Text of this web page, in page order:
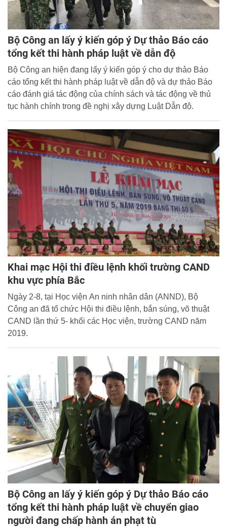
Bộ Công an lấy ý kiến góp ý Dự thảo Báo cáo
tổng kết thi hành pháp luật về dẫn độ
Bộ Công an hiện đang lấy ý kiến góp ý cho dự thảo Báo
cáo tổng kết thi hành pháp luật về dẫn độ và dự thảo Báo
cáo đánh giá tác động của chính sách và tác động về thủ
tục hành chính trong đề nghị xây dựng Luật Dẫn độ.
Khai mạc Hội thi điều lệnh khối trường CAND
khu vực phía Bắc
Ngày 2-8, tại Học viện An ninh nhân dân (ANND), Bộ
Công an đã tổ chức Hội thi điều lệnh, bắn súng, võ thuật
CAND lần thứ 5- khối các Học viện, trường CAND năm
2019.
Bộ Công an lấy ý kiến góp ý Dự thảo Báo cáo
tổng kết thi hành pháp luật về chuyển giao
người đang chấp hành án phạt tù